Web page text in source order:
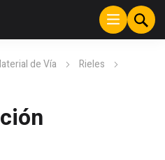
de Vía
Rieles